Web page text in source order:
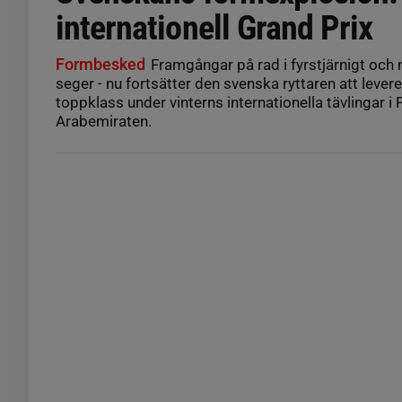
internationell Grand Prix
Formbesked Framgångar på rad i fyrstjärnigt och
seger - nu fortsätter den svenska ryttaren att
toppklass under vinterns internationella tävlingar i
Arabemiraten.